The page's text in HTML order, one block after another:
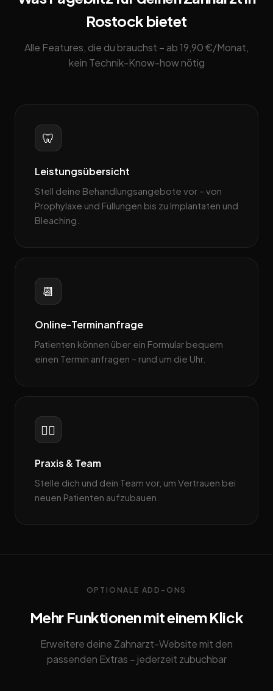
Rostock bietet
Alle Features, die du brauchst – ab 19,90 €/Monat,
kein Technik-Know-how nötig
🦷
Leistungsübersicht
Stell deine Behandlungsangebote vor – von
Prophylaxe und Füllungen bis zu Implantaten und
Bleaching.
📆
Online-Terminanfrage
Patienten können über ein Formular bequem
einen Termin anfragen – rund um die Uhr.
👨‍⚕️
Praxis & Team
Stelle dich und dein Team vor, um Vertrauen bei
neuen Patienten aufzubauen.
OPTIONALE ADD-ONS
Mehr Funktionen mit einem Klick
Erweitere deine Zahnarzt-Website mit den
passenden Extras – jederzeit zubuchbar